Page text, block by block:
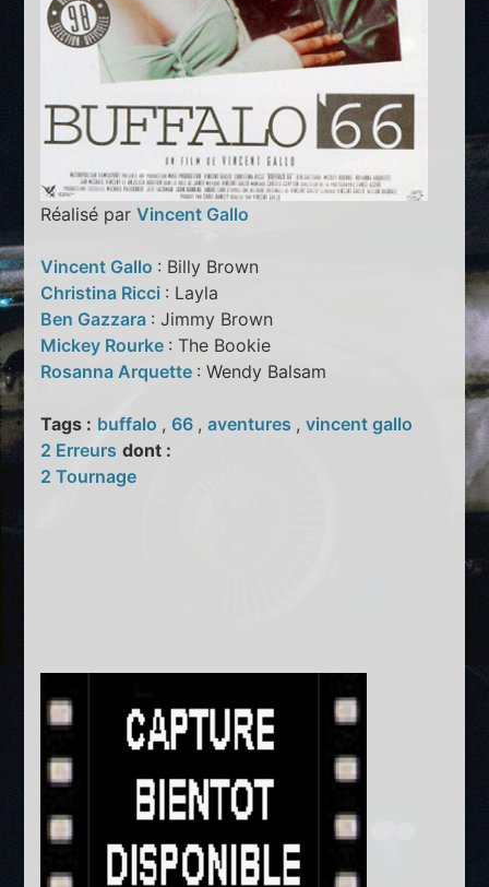
Réalisé parVincent Gallo
Vincent Gallo : Billy Brown
Christina Ricci : Layla
Ben Gazzara : Jimmy Brown
Mickey Rourke : The Bookie
Rosanna Arquette : Wendy Balsam
Tags : buffalo ,66 ,aventures ,vincent gallo
2 Erreurs dont :
2 Tournage